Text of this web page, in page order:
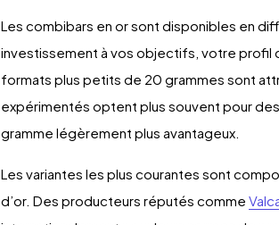
Les combibars en or sont disponibles en
investissement à vos objectifs, votre profil
formats plus petits de 20 grammes sont
expérimentés optent plus souvent pour
gramme légèrement plus avantageux.
Les variantes les plus courantes sont
d’or. Des producteurs réputés comme